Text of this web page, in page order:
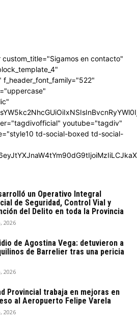
custom_title="Sigamos en contacto"
youtube="tagdiv"
td-social-boxed td-social-
un Operativo Integral
de Seguridad, Control Vial y
del Delito en toda la Provincia
2026
de Agostina Vega: detuvieron a
de Barrelier tras una pericia
2026
Provincial trabaja en mejoras en
al Aeropuerto Felipe Varela
2026